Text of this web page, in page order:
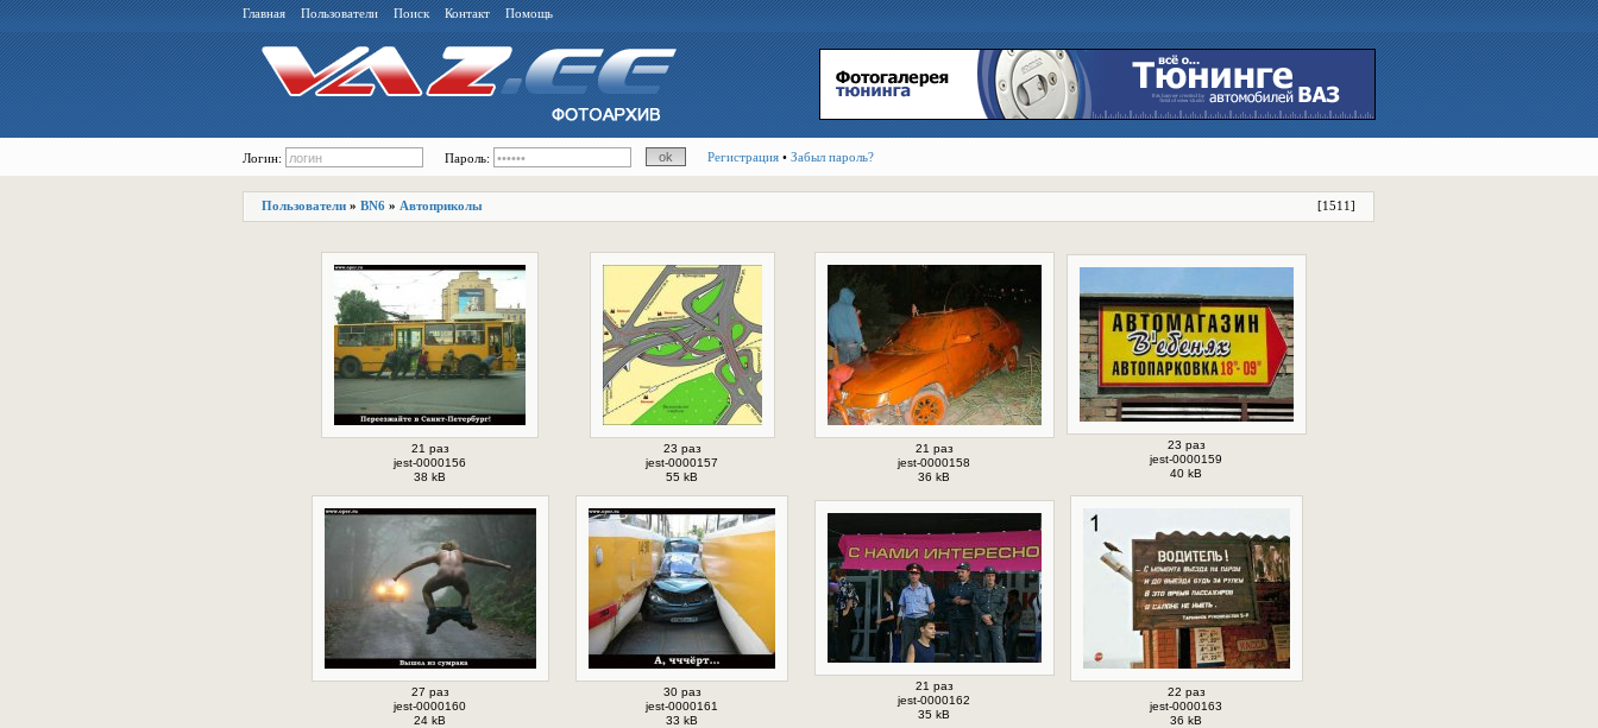
Главная Пользователи Поиск Контакт Помощь
Логин: Пароль: Регистрация• Забыл пароль?
Пользователи » BN6 » Автоприколы [1511]
21 раз
jest-0000156
38 kB
23 раз
jest-0000157
55 kB
21 раз
jest-0000158
36 kB
23 раз
jest-0000159
40 kB
27 раз
jest-0000160
24 kB
30 раз
jest-0000161
33 kB
21 раз
jest-0000162
35 kB
22 раз
jest-0000163
36 kB